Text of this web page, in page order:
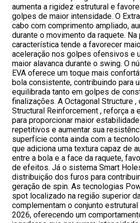
aumenta a rigidez estrutural e
golpes de maior intensidade. O
cabo com comprimento ampliado,
durante o movimento da raquete.
característica tende a favorecer
aceleração nos golpes ofensivos e
maior alavanca durante o swing. O
EVA oferece um toque mais
bola consistente, contribuindo para
equilibrada tanto em golpes de
finalizações. A Octagonal Structure ,
Structural Reinforcement , reforça a
para proporcionar maior
repetitivos e aumentar sua
superfície conta ainda com a
que adiciona uma textura capaz de
entre a bola e a face da raquete,
de efeitos. Já o sistema Smart
distribuição dos furos para
geração de spin. As tecnologias
spot localizado na região superior
complementam o conjunto
2026, oferecendo um